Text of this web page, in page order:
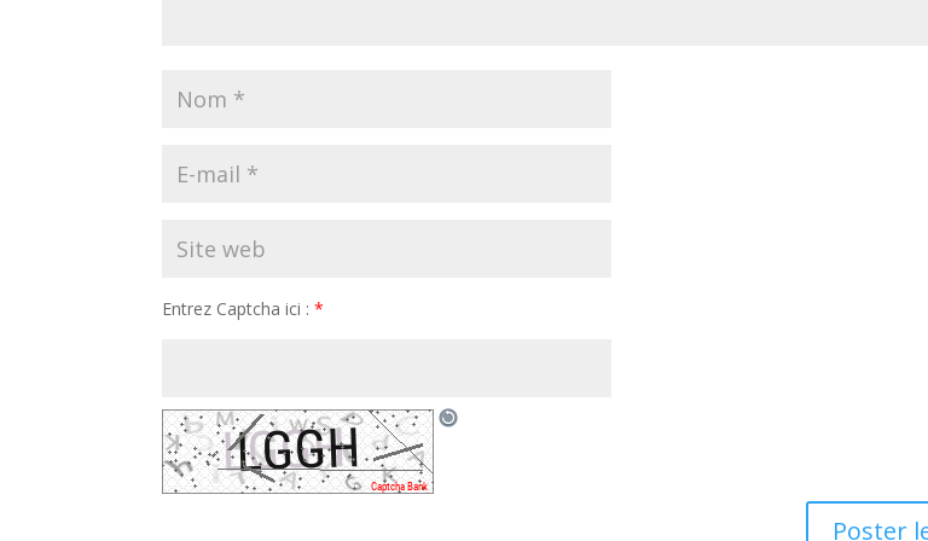
Entrez Captcha ici :*